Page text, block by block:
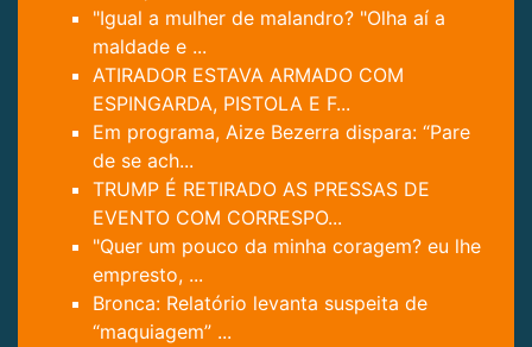
"Igual a mulher de malandro? "Olha aí a
maldade e ...
ATIRADOR ESTAVA ARMADO COM
ESPINGARDA, PISTOLA E F...
Em programa, Aize Bezerra dispara: “Pare
de se ach...
TRUMP É RETIRADO AS PRESSAS DE
EVENTO COM CORRESPO...
"Quer um pouco da minha coragem? eu lhe
empresto, ...
Bronca: Relatório levanta suspeita de
“maquiagem” ...